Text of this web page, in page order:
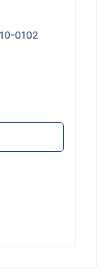
0102